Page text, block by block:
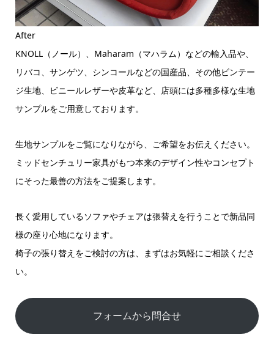
After
KNOLL（ノール）、Maharam（マハラム）などの輸入品や、
リバコ、サンゲツ、シンコールなどの国産品、その他ビンテー
ジ生地、ビニールレザーや皮革など、店頭には多種多様な生地
サンプルをご用意しております。
生地サンプルをご覧になりながら、ご希望をお伝えください。
ミッドセンチュリー家具がもつ本来のデザイン性やコンセプト
にそった最善の方法をご提案します。
長く愛用しているソファやチェアは張替えを行うことで新品同
様の座り心地になります。
椅子の張り替えをご検討の方は、まずはお気軽にご相談くださ
い。
フォームから問合せ